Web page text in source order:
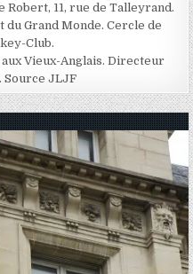
Robert, 11, rue de Talleyrand.
Grand Monde. Cercle de
Club.
Vieux-Anglais. Directeur
Source JLJF